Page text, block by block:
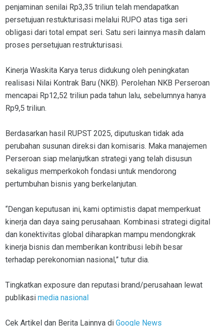
penjaminan senilai Rp3,35 triliun telah mendapatkan
persetujuan restukturisasi melalui RUPO atas tiga seri
obligasi dari total empat seri. Satu seri lainnya masih dalam
proses persetujuan restrukturisasi.
Kinerja Waskita Karya terus didukung oleh peningkatan
realisasi Nilai Kontrak Baru (NKB). Perolehan NKB Perseroan
mencapai Rp12,52 triliun pada tahun lalu, sebelumnya hanya
Rp9,5 triliun.
Berdasarkan hasil RUPST 2025, diputuskan tidak ada
perubahan susunan direksi dan komisaris. Maka manajemen
Perseroan siap melanjutkan strategi yang telah disusun
sekaligus memperkokoh fondasi untuk mendorong
pertumbuhan bisnis yang berkelanjutan.
“Dengan keputusan ini, kami optimistis dapat memperkuat
kinerja dan daya saing perusahaan. Kombinasi strategi digital
dan konektivitas global diharapkan mampu mendongkrak
kinerja bisnis dan memberikan kontribusi lebih besar
terhadap perekonomian nasional,” tutur dia.
Tingkatkan exposure dan reputasi brand/perusahaan lewat
publikasi media nasional
Cek Artikel dan Berita Lainnya di Google News